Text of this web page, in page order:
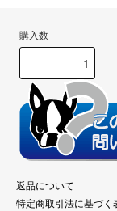
購入数
返品について
特定商取引法に基づく